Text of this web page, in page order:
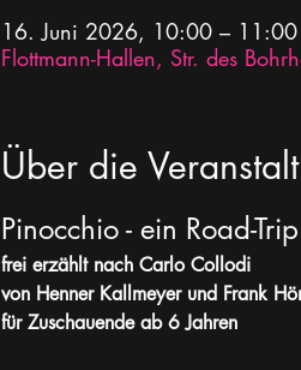
16. Juni 2026, 10:00 – 11:00
Flottmann-Hallen, Str. des
Über die
Pinocchio - ein Road-Trip
frei erzählt nach Carlo Collodi
von Henner Kallmeyer und Frank
für Zuschauende ab 6 Jahren